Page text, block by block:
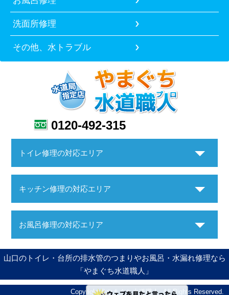
洗面所修理
その他、水トラブル
0120-492-315
トイレ修理の対応エリア
キッチン修理の対応エリア
お風呂修理の対応エリア
山口のトイレ・台所の排水管のつまりやお風呂・水漏れ修理なら
「やまぐち水道職人」
Copyright ©やまぐち水道職人. All Rights Reserved.